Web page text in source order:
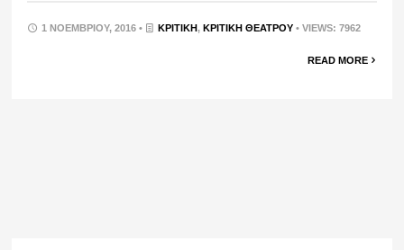
1 ΝΟΕΜΒΡΊΟΥ, 2016 • ΚΡΙΤΙΚΉ,ΚΡΙΤΙΚΉ ΘΕΆΤΡΟΥ • VIEWS: 7962
READ MORE